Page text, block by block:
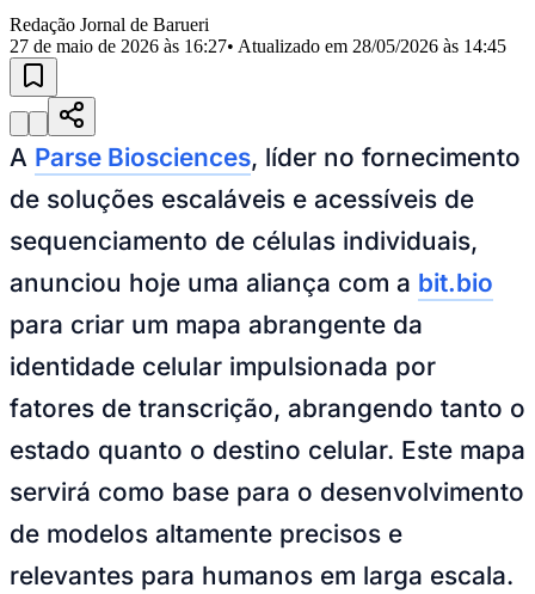
Negócios Regionais
Segurança Regional
Hospitais Estaduais
Parques & Represas
Cidades da Região
Santana de Parnaíba Osasco Carapicuíba JandiraItapeviCotiaPirapora
do Bom Jesus
RochaFrancisco MoratoTaboão da SerraEmbu das ArtesSão Roque
Anuncie Regional
Guia de Empresas
Guia Comercial
Portal Educacional
Vagas de Emprego
Redação Jornal de Barueri
27 de maio de 2026 às 16:27• Atualizado em 28/05/2026 às 14:45
A Parse Biosciences, líder no fornecimento
de soluções escaláveis ​​e acessíveis de
sequenciamento de células individuais,
anunciou hoje uma aliança com a bit.bio
para criar um mapa abrangente da
identidade celular impulsionada por
fatores de transcrição, abrangendo tanto o
estado quanto o destino celular. Este mapa
servirá como base para o desenvolvimento
de modelos altamente precisos e
relevantes para humanos em larga escala.